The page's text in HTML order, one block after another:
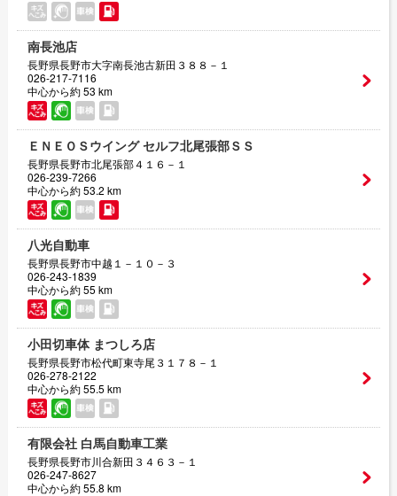
南長池店
長野県長野市大字南長池古新田３８８－１
026-217-7116
中心から約 53 km
ＥＮＥＯＳウイング セルフ北尾張部ＳＳ
長野県長野市北尾張部４１６－１
026-239-7266
中心から約 53.2 km
八光自動車
長野県長野市中越１－１０－３
026-243-1839
中心から約 55 km
小田切車体 まつしろ店
長野県長野市松代町東寺尾３１７８－１
026-278-2122
中心から約 55.5 km
有限会社 白馬自動車工業
長野県長野市川合新田３４６３－１
026-247-8627
中心から約 55.8 km